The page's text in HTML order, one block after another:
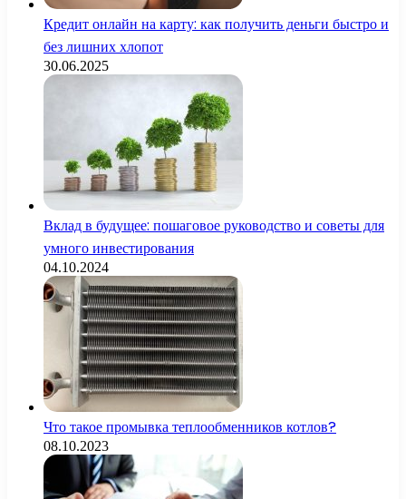
Кредит онлайн на карту: как получить деньги быстро и
без лишних хлопот
30.06.2025
Вклад в будущее: пошаговое руководство и советы для
умного инвестирования
04.10.2024
Что такое промывка теплообменников котлов?
08.10.2023